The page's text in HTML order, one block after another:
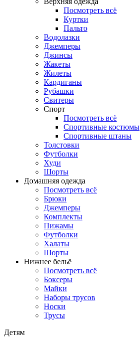
Посмотреть всё
Куртки
Пальто
Водолазки
Джемперы
Джинсы
Жакеты
Жилеты
Кардиганы
Рубашки
Свитеры
Спорт
Посмотреть всё
Спортивные костюмы
Спортивные штаны
Толстовки
Футболки
Худи
Шорты
Домашняя одежда
Посмотреть всё
Брюки
Джемперы
Комплекты
Пижамы
Футболки
Халаты
Шорты
Нижнее бельё
Посмотреть всё
Боксеры
Майки
Наборы трусов
Носки
Трусы
Детям